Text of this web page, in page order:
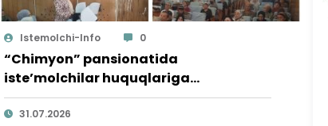
Istemolchi-Info 0
“Chimyon” pansionatida
iste’molchilar huquqlariga
bag‘ishlangan targ‘ibot tadbiri
o‘tkazildi
31.07.2026